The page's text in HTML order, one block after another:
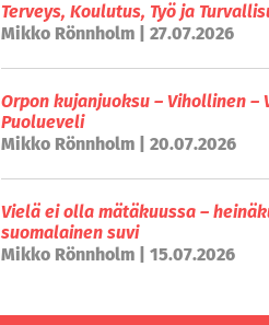
Terveys, Koulutus, Työ ja
Mikko Rönnholm | 27.07.2026
Orpon kujanjuoksu – Vihollinen –
Puolueveli
Mikko Rönnholm | 20.07.2026
Vielä ei olla mätäkuussa –
suomalainen suvi
Mikko Rönnholm | 15.07.2026